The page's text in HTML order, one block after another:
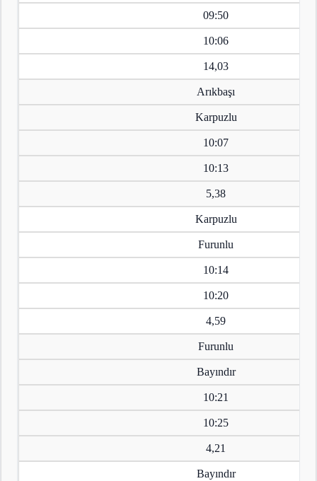
09:50
10:06
14,03
Arıkbaşı
Karpuzlu
10:07
10:13
5,38
Karpuzlu
Furunlu
10:14
10:20
4,59
Furunlu
Bayındır
10:21
10:25
4,21
Bayındır